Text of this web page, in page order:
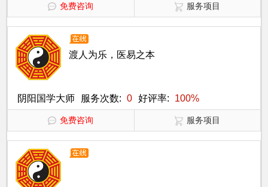
免费咨询 服务项目
渡人为乐，医易之本
阴阳国学大师 服务次数: 0 好评率: 100%
免费咨询 服务项目